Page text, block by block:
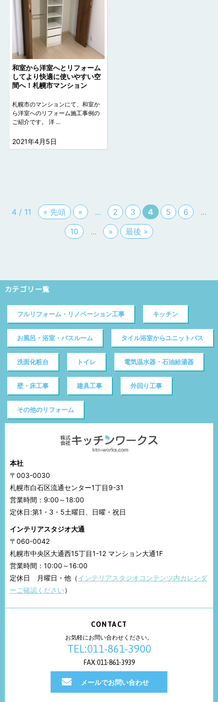
和室から洋室へとリフォーム
してより快適に使いやすい空
間へ！札幌市マンション
札幌市のマンションにて、和室か
ら洋室へのリフォーム施工事例の
ご紹介です。 洋 ...
2021年4月5日
4 / 11 « 先頭 « ... 2 3 4 5 6
...
10
... » 最後 »
カテゴリ一覧
フルリフォーム・リノベーション工事 キッチン
お風呂・浴室・バスルーム タイル浴室からユニットバス
洗面化粧台 トイレ 電気温水器・石油給湯器
壁・床工事 建具工事 外回り工事
その他のリフォーム
本社
〒003-0030
札幌市白石区流通センター1丁目9-31
営業時間：9:00～18:00
定休日:第1・3・5土曜日、日曜・祝日
インテリアスタジオ大通
〒060-0042
札幌市中央区大通西15丁目1-12 マンション大通1F
営業時間：10:00～16:00
定休日 月曜日・他（インテリアスタジオコンテンツ内カレンダ
ーご確認ください）
CONTACT
お気軽にお問い合わせください。
TEL:011-861-3900
FAX:011-861-3939
メールでお問い合わせ